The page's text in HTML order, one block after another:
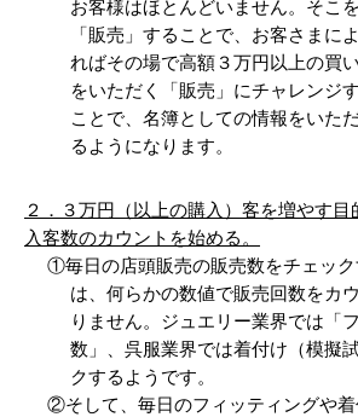
お客様はほとんどいません。そこ
「販売」することで、お客さまに
ればその場で高額３万円以上の買
をいただく「販売」にチャレンジ
ことで、名簿としての情報をいた
るようになります。
２．３万円（以上の購入）客を増やす
入客数のカウントを始める。
①毎日の店頭販売の販売数をチェック
は、何らかの数値で販売回数をカ
りません。ジュエリー業界では「
数」、呉服業界では着付け（模擬
クするようです。
②そして、毎日のフィッティングや